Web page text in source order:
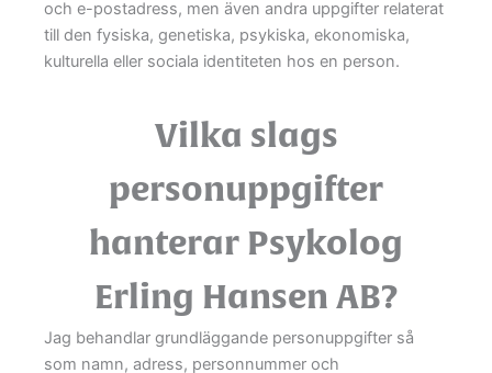
och e-postadress, men även andra uppgifter relaterat
till den fysiska, genetiska, psykiska, ekonomiska,
kulturella eller sociala identiteten hos en person.
Vilka slags
personuppgifter
hanterar Psykolog
Erling Hansen AB?
Jag behandlar grundläggande personuppgifter så
som namn, adress, personnummer och